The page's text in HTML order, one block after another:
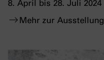
8. April bis 28. Juli 2024
Mehr zur Ausstellung